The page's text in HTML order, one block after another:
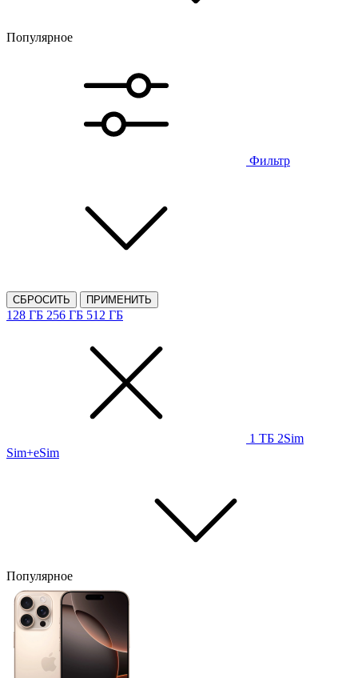
Популярное
Фильтр
СБРОСИТЬ ПРИМЕНИТЬ
128 ГБ 256 ГБ 512 ГБ
1 ТБ 2Sim
Sim+eSim
Популярное